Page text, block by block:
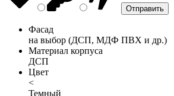
Фасад
на выбор (ДСП, МДФ ПВХ и др.)
Материал корпуса
ДСП
Цвет
<
Темный